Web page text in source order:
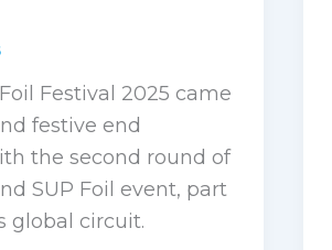
Festival 2025 came
festive end
the second round of
SUP Foil event, part
global circuit.